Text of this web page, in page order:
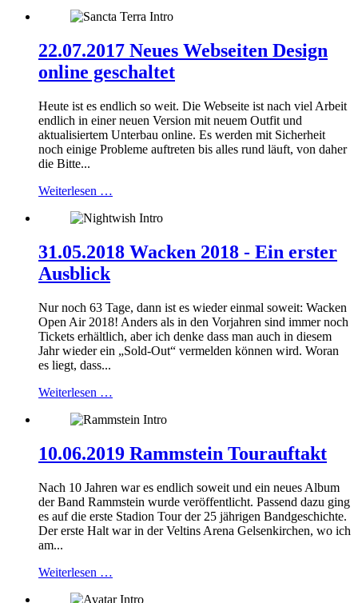
22.07.2017 Neues Webseiten Design
online geschaltet
Heute ist es endlich so weit. Die Webseite ist nach viel Arbeit
endlich in einer neuen Version mit neuem Outfit und
aktualisiertem Unterbau online. Es werden mit Sicherheit
noch einige Probleme auftreten bis alles rund läuft, von daher
die Bitte...
Weiterlesen …
31.05.2018 Wacken 2018 - Ein erster
Ausblick
Nur noch 63 Tage, dann ist es wieder einmal soweit: Wacken
Open Air 2018! Anders als in den Vorjahren sind immer noch
Tickets erhältlich, aber ich denke dass man auch in diesem
Jahr wieder ein „Sold-Out“ vermelden können wird. Woran
es liegt, dass...
Weiterlesen …
10.06.2019 Rammstein Tourauftakt
Nach 10 Jahren war es endlich soweit und ein neues Album
der Band Rammstein wurde veröffentlicht. Passend dazu ging
es auf die erste Stadion Tour der 25 jährigen Bandgeschichte.
Der erste Halt war in der Veltins Arena Gelsenkirchen, wo ich
am...
Weiterlesen …